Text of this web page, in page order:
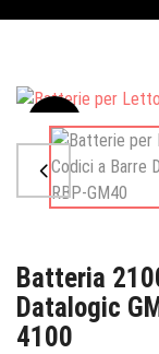
Sale
Batteria
Datalogic
4100